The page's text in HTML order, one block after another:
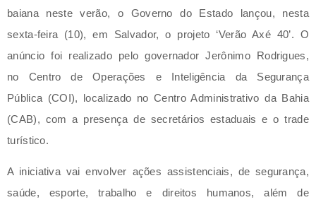
baiana neste verão, o Governo do Estado lançou, nesta
sexta-feira (10), em Salvador, o projeto ‘Verão Axé 40’. O
anúncio foi realizado pelo governador Jerônimo Rodrigues,
no Centro de Operações e Inteligência da Segurança
Pública (COI), localizado no Centro Administrativo da Bahia
(CAB), com a presença de secretários estaduais e o trade
turístico.
A iniciativa vai envolver ações assistenciais, de segurança,
saúde, esporte, trabalho e direitos humanos, além de